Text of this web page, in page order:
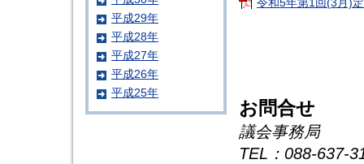
令和5年第1回(3月)
お問合せ
議会事務局
TEL ：088-637-
平成29年
平成28年
平成27年
平成26年
平成25年